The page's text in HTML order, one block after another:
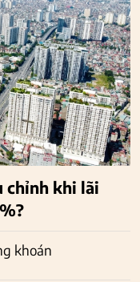
chỉnh khi lãi
khoán